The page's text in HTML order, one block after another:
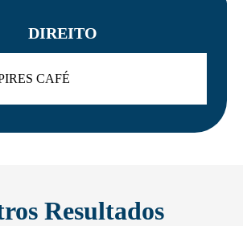
DIREITO
CAFÉ
Resultados